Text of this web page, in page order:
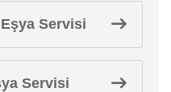
Servisi
Servisi